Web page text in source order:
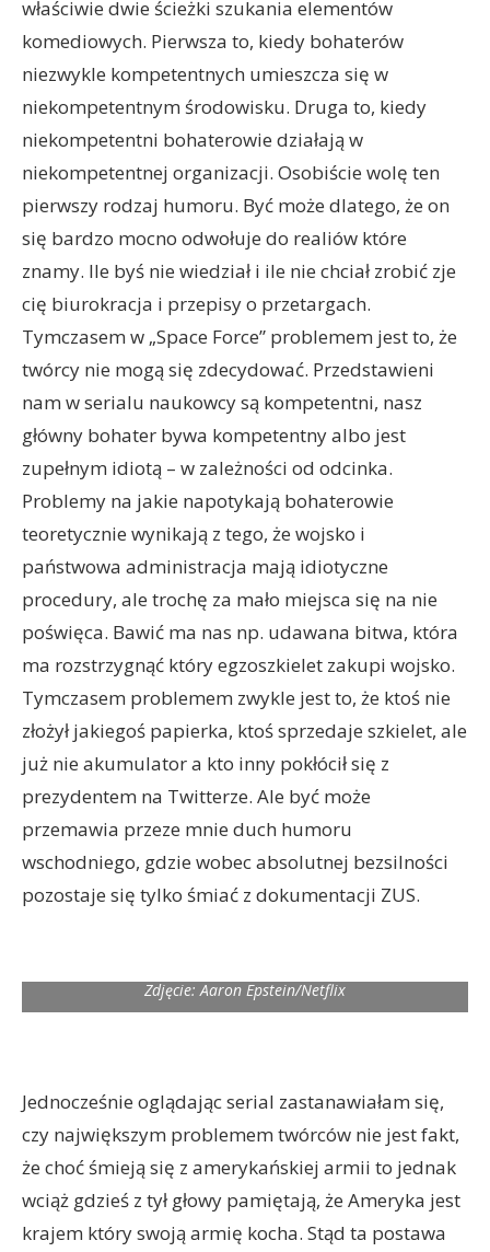
właściwie dwie ścieżki szukania elementów
komediowych. Pierwsza to, kiedy bohaterów
niezwykle kompetentnych umieszcza się w
niekompetentnym środowisku. Druga to, kiedy
niekompetentni bohaterowie działają w
niekompetentnej organizacji. Osobiście wolę ten
pierwszy rodzaj humoru. Być może dlatego, że on
się bardzo mocno odwołuje do realiów które
znamy. Ile byś nie wiedział i ile nie chciał zrobić zje
cię biurokracja i przepisy o przetargach.
Tymczasem w „Space Force” problemem jest to, że
twórcy nie mogą się zdecydować. Przedstawieni
nam w serialu naukowcy są kompetentni, nasz
główny bohater bywa kompetentny albo jest
zupełnym idiotą – w zależności od odcinka.
Problemy na jakie napotykają bohaterowie
teoretycznie wynikają z tego, że wojsko i
państwowa administracja mają idiotyczne
procedury, ale trochę za mało miejsca się na nie
poświęca. Bawić ma nas np. udawana bitwa, która
ma rozstrzygnąć który egzoszkielet zakupi wojsko.
Tymczasem problemem zwykle jest to, że ktoś nie
złożył jakiegoś papierka, ktoś sprzedaje szkielet, ale
już nie akumulator a kto inny pokłócił się z
prezydentem na Twitterze. Ale być może
przemawia przeze mnie duch humoru
wschodniego, gdzie wobec absolutnej bezsilności
pozostaje się tylko śmiać z dokumentacji ZUS.
Zdjęcie: Aaron Epstein/Netflix
Jednocześnie oglądając serial zastanawiałam się,
czy największym problemem twórców nie jest fakt,
że choć śmieją się z amerykańskiej armii to jednak
wciąż gdzieś z tył głowy pamiętają, że Ameryka jest
krajem który swoją armię kocha. Stąd ta postawa